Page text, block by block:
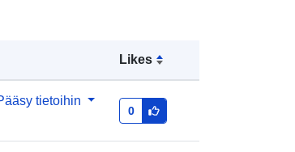
Likes
tietoihin
0
data.europa.eu: 25 July
], [ 9.4201832,